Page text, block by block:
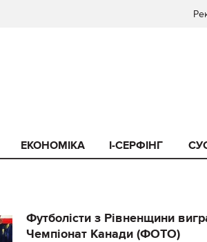
ЕКОНОМІКА I-СЕРФІНГ
Футболісти з Рівненщини
Чемпіонат Канади (ФОТО)